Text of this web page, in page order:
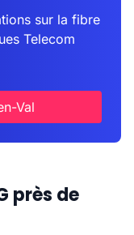
sur la fibre
Telecom
Val
près de